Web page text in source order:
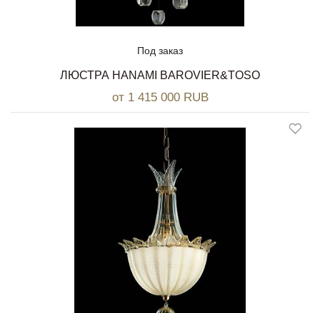
Под заказ
ЛЮСТРА HANAMI BAROVIER&TOSO
от 1 415 000 RUB